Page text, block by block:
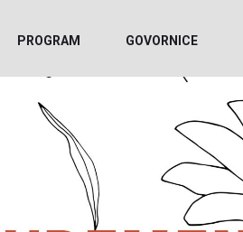
PROGRAM GOVORNICE